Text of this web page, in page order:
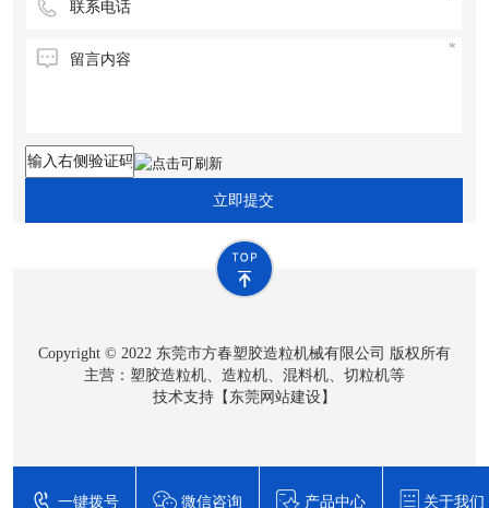
立即提交
Copyright © 2022 东莞市方春塑胶造粒机械有限公司 版权所有
主营：塑胶造粒机、造粒机、混料机、切粒机等
技术支持【东莞网站建设】
一键拨号 微信咨询 产品中心 关于我们